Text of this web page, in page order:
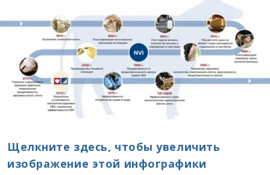
Щелкните здесь, чтобы увеличить
изображение этой инфографики